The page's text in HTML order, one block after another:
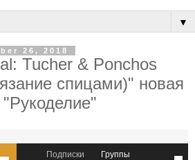
▼
26, 2018
Tucher & Ponchos
спицами)" новая
Подписки
Группы